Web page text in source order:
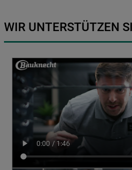
WIR UNTERSTÜTZEN